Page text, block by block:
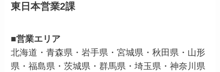
東日本営業2課
■営業エリア
北海道・青森県・岩手県・宮城県・秋田県・山形
県・福島県・茨城県・群馬県・埼玉県・神奈川県